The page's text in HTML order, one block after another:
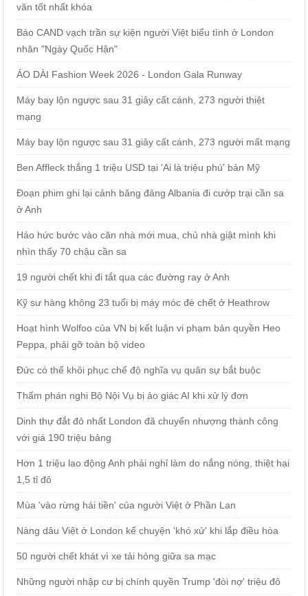
văn tốt nhất khóa
Báo CAND vạch trần sự kiện người Việt biểu tình ở London
nhân "Ngày Quốc Hận"
ÁO DÀI Fashion Week 2026 - London Gala Runway
Máy bay lộn ngược sau 31 giây cất cánh, 273 người thiệt
mạng
Máy bay lộn ngược sau 31 giây cất cánh, 273 người mất mạng
Ben Affleck thắng 1 triệu USD tại 'Ai là triệu phú' bản Mỹ
Đoạn phim ghi lại cảnh băng đảng Albania đi cướp trại cần sa
ở Anh
Háo hức bước vào căn nhà mới mua, chủ nhà giật mình khi
nhìn thấy 70 chậu cần sa
19 người chết khi đi tắt qua các đường ray ở Anh
Kỹ sư hàng không 23 tuổi bị máy móc đè chết ở Heathrow
Hoạt hình Wolfoo của VN bị kết luận vi phạm bản quyền Heo
Peppa, phải gỡ toàn bộ video
Đức có thể khôi phục chế độ nghĩa vụ quân sự bắt buộc
Thẩm phán nghi Bộ Nội Vụ bị ảo giác AI khi xử lý đơn
Dinh thự đắt đỏ nhất London đã chuyển nhượng thành công
với giá 190 triệu bảng
Hơn 1 triệu lao động Anh phải nghỉ làm do nắng nóng, thiệt hại
1,5 tỉ đô
Mùa 'vào rừng hái tiền' của người Việt ở Phần Lan
Nàng dâu Việt ở London kể chuyện 'khó xử' khi lắp điều hòa
50 người chết khát vì xe tải hỏng giữa sa mạc
Những người nhập cư bị chính quyền Trump 'đòi nợ' triệu đô